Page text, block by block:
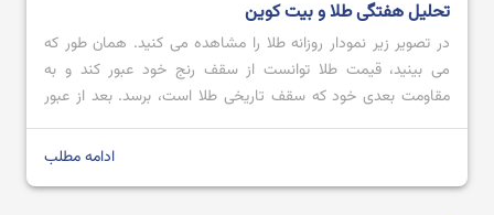
تحلیل هفتگی طلا و بیت کوین
در تصویر زیر نمودار روزانه طلا را مشاهده می کنید. همان طور که
می بینید، قیمت طلا توانست از سقف رنج خود عبور کند و به
مقاومت بعدی خود که سقف تاریخی طلا است، برسد. بعد از عبور
قیمت از محدوده مقاومتی 2728.80 تا 2711.57 با کندل صعودی
ادامه مطلب